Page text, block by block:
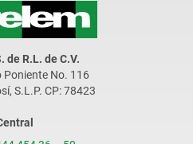
de R.L. de C.V.
Poniente No. 116
S.L.P. CP: 78423